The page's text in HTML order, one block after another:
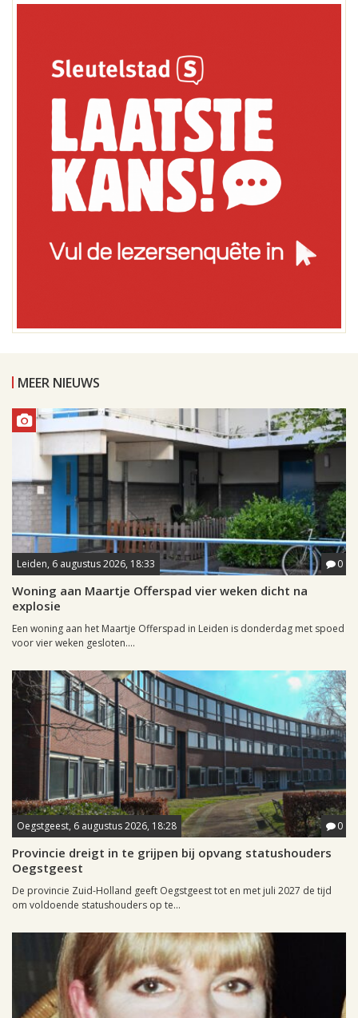
MEER NIEUWS
Leiden, 6 augustus 2026, 18:33 0
Woning aan Maartje Offerspad vier weken dicht na
explosie
Een woning aan het Maartje Offerspad in Leiden is donderdag met spoed
voor vier weken gesloten....
Oegstgeest, 6 augustus 2026, 18:28 0
Provincie dreigt in te grijpen bij opvang statushouders
Oegstgeest
De provincie Zuid-Holland geeft Oegstgeest tot en met juli 2027 de tijd
om voldoende statushouders op te...